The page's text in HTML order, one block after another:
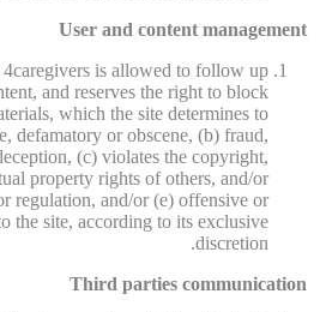
User and content management
is allowed to follow up
and reserves the right to block
which the site determines to
defamatory or obscene, (b) fraud,
(c) violates the copyright,
property rights of others, and/or
regulation, and/or (e) offensive or
the site, according to its exclusive
discretion.
Third parties communication